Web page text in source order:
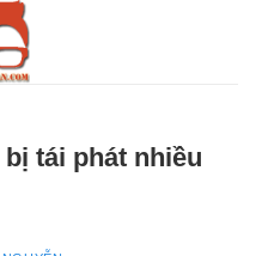
tái phát nhiều